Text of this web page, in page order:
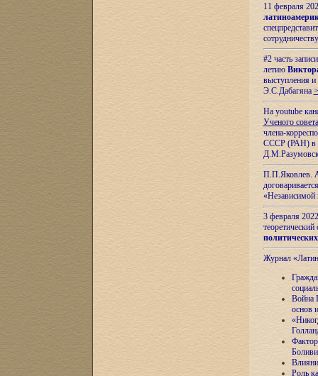
11 февраля
#2 часть
летию
выступления
Э.С.Дабагяна
На youtube
Ученого
члена-
СССР (РАН) в
П.П.Яковлев.
«Независимой
3 февраля
теоретический
Журнал
Война
основ
Роль